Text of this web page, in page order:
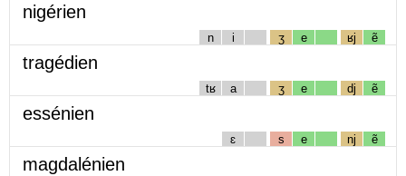
nigérien
n i ʒ e ʁj ẽ
tragédien
tʁ a ʒ e dj ẽ
essénien
ɛ s e nj ẽ
magdalénien